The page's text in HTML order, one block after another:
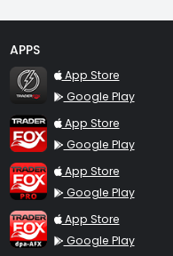
APPS
TraderFox Flash
App Store
Google Play
TraderFox App
App Store
Google Play
TraderFox Pro
App Store
Google Play
TraderFox dpa-AFX ProFeed
App Store
Google Play